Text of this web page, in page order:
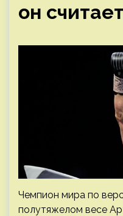
он
Чемпион мира по
полутяжелом весе